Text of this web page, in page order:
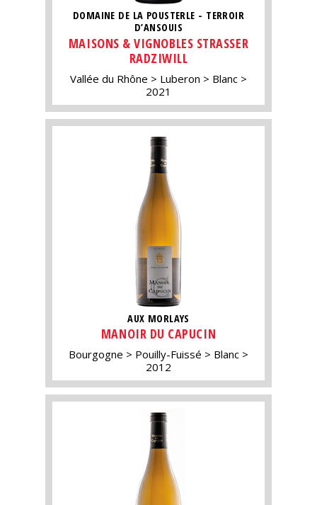
DOMAINE DE LA POUSTERLE - TERROIR
D’ANSOUIS
MAISONS & VIGNOBLES STRASSER
RADZIWILL
Vallée du Rhône Luberon
Blanc
2021
AUX MORLAYS
MANOIR DU CAPUCIN
Bourgogne Pouilly-Fuissé
Blanc
2012